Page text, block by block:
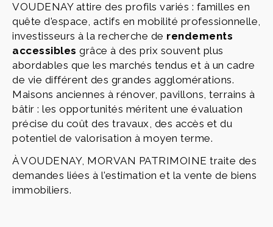
VOUDENAY attire des profils variés : familles en
quête d'espace, actifs en mobilité professionnelle,
investisseurs à la recherche de rendements
accessibles grâce à des prix souvent plus
abordables que les marchés tendus et à un cadre
de vie différent des grandes agglomérations.
Maisons anciennes à rénover, pavillons, terrains à
bâtir : les opportunités méritent une évaluation
précise du coût des travaux, des accès et du
potentiel de valorisation à moyen terme.
À VOUDENAY, MORVAN PATRIMOINE traite des
demandes liées à l'estimation et la vente de biens
immobiliers.